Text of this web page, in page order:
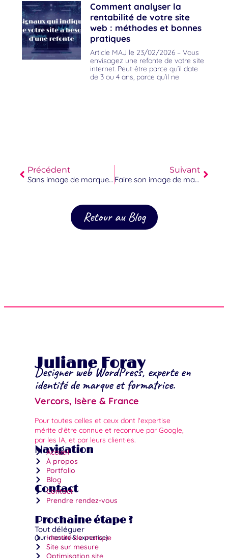
Comment analyser la
rentabilité de votre site
web : méthodes et bonnes
pratiques
Article MAJ le 23/02/2026 – Vous
envisagez une refonte de votre site
internet. Peut-être parce qu’il date
de 3 ou 4 ans, parce qu’il ne
Précédent
Sans image de marque solide : ce que vous perdez sans le calculer
Suivant
Faire son image de marque soi-même : ce que ça coûte vraiment
Retour au Blog
Juliane Foray
Designer web WordPress, experte en
identité de marque et formatrice.
Vercors, Isère & France
Pour toutes celles et ceux dont l'expertise
mérite d'être connue et reconnue par Google,
par les IA, et par leurs client·es.
Navigation
Accueil
À propos
Portfolio
Blog
Contact
Contact
Prendre rendez-vous
Prochaine étape ?
Tout déléguer
(sur-mesure & expertise)
Identité de marque
Site sur mesure
Optimisation site